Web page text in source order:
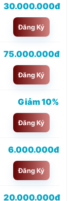
30.000.000đ
Đăng Ký
75.000.000đ
Đăng Ký
Giảm 10%
Đăng Ký
6.000.000đ
Đăng Ký
20.000.000đ